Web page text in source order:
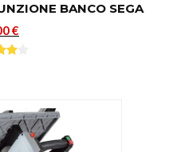
BANCO SEGA
€